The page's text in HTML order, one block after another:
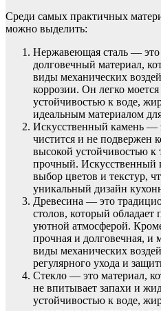
Среди самых практичных
можно выделить:
Нержавеющая сталь —
долговечный материал,
виды механических
коррозии. Он легко
устойчивостью к воде,
идеальным материалом
Искусственный камень —
чистится и не подвержен
высокой устойчивостью к
прочный. Искусственный
выбор цветов и текстур,
уникальный дизайн
Древесина — это
столов, который
уютной атмосферой.
прочная и долговечная,
виды механических
регулярного ухода и
Стекло — это материал,
не впитывает запахи и
устойчивостью к воде,